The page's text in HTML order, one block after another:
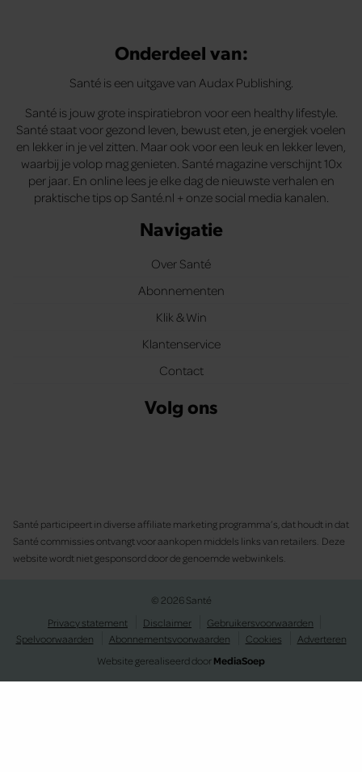
Onderdeel van:
Santé is een uitgave van Audax Publishing.
Santé is jouw grote inspiratiebron voor een healthy lifestyle.
Santé staat voor gezond leven, bewust eten, je energiek voelen
en lekker in je vel zitten. Maar ook voor een leuk en lekker leven,
waarbij je volop mag genieten. Santé magazine verschijnt 10x
per jaar. En online lees je elke dag de nieuwste verhalen en
praktische tips op Santé.nl + onze social media kanalen.
Navigatie
Over Santé
Abonnementen
Klik & Win
Klantenservice
Contact
Volg ons
Santé participeert in diverse affiliate marketing programma’s, dat houdt in dat
Santé commissies ontvangt voor aankopen middels links van retailers. Deze
website wordt niet gesponsord door de genoemde webwinkels.
© 2026 Santé
Privacy statement
Disclaimer
Gebruikersvoorwaarden
Spelvoorwaarden
Abonnementsvoorwaarden Cookies
Adverteren
Website gerealiseerd doorMediaSoep